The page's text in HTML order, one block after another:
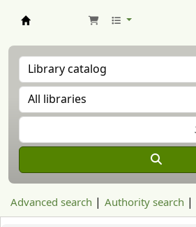
Advanced search Authority search